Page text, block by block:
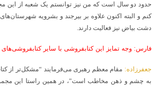
حدود دو سال است که من نیز توانستم یک شعبه از این
کنم و البته اکنون علاوه بر بیرجند و بشرویه
دشت بیاض نیز فعالیت دارند.
فارس: وجه تمایز این کتابفروشی با سایر
جعفرزاده: مقام معظم رهبری می‌فرمایند “مشکل‌تر از
به چشم و ذهن مخاطب است”، در همین راستا این